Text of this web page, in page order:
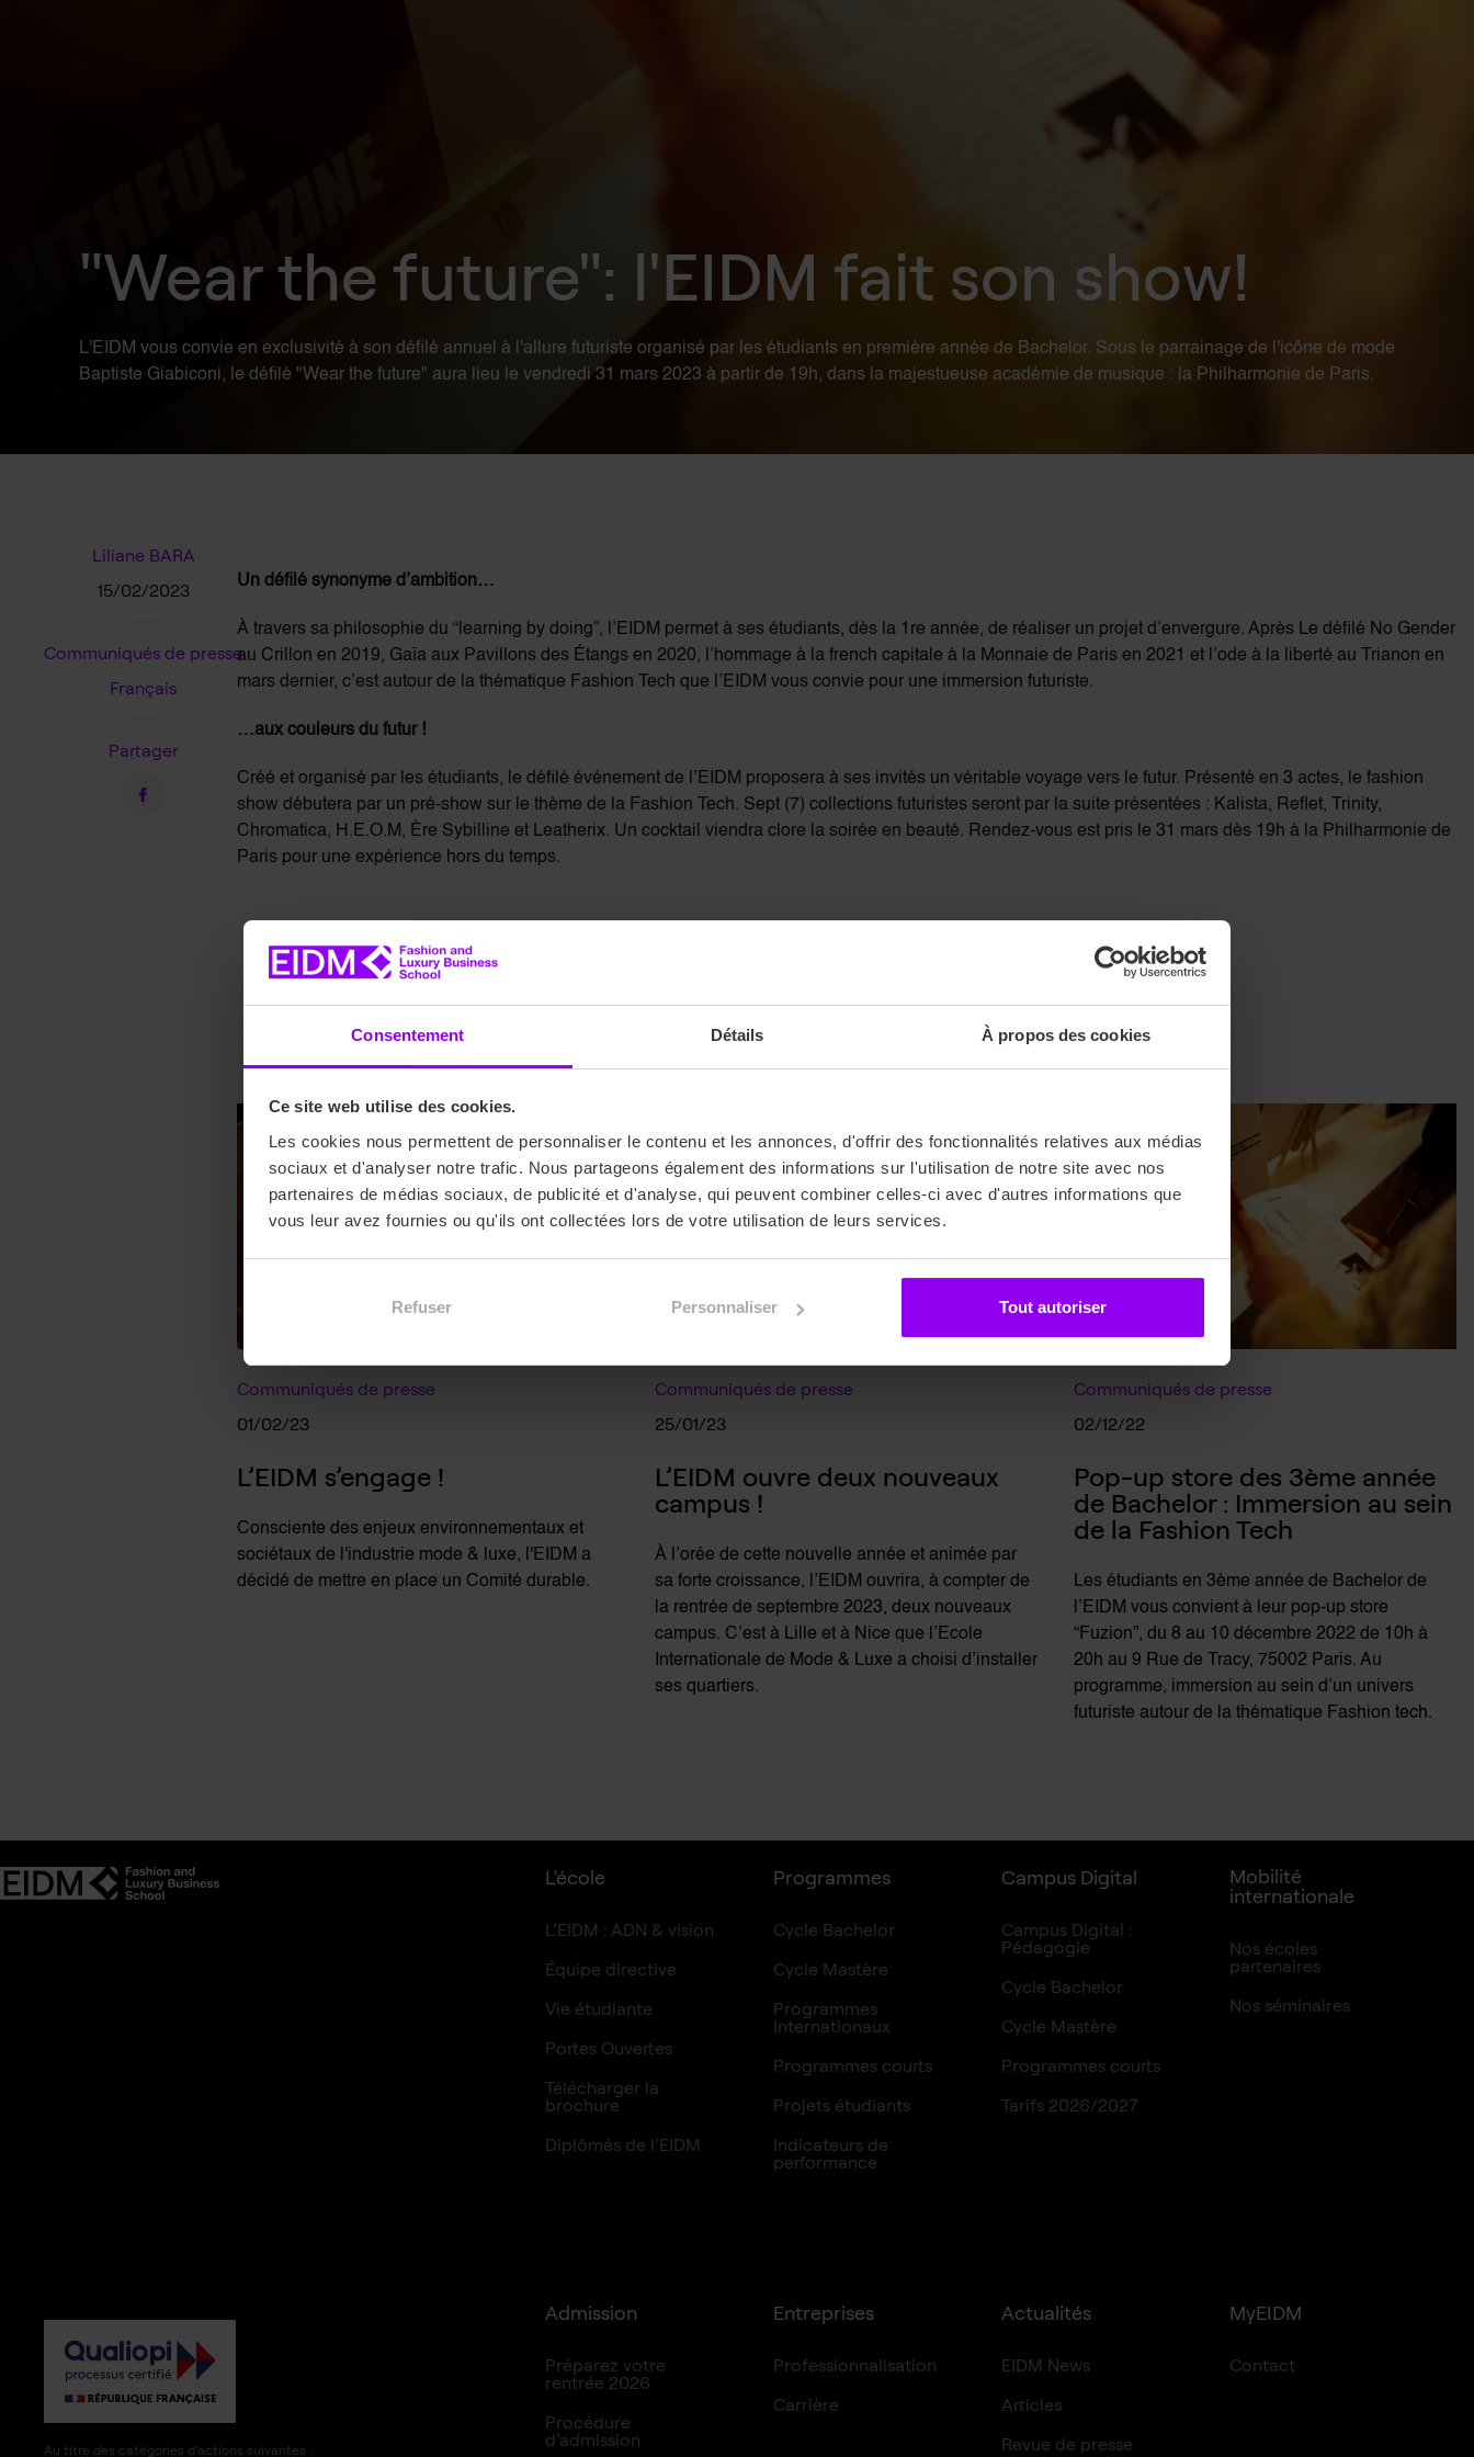
Consentement Détails À propos des cookies
Ce site web utilise des cookies.
Les cookies nous permettent de personnaliser le contenu et les annonces, d'offrir des fonctionnalités relatives aux médias
sociaux et d'analyser notre trafic. Nous partageons également des informations sur l'utilisation de notre site avec nos
partenaires de médias sociaux, de publicité et d'analyse, qui peuvent combiner celles-ci avec d'autres informations que
vous leur avez fournies ou qu'ils ont collectées lors de votre utilisation de leurs services.
Refuser Personnaliser Tout autoriser
"Wear the future": l'EIDM fait son show!
L'EIDM vous convie en exclusivité à son défilé annuel à l'allure futuriste organisé par les étudiants en première année de Bachelor. Sous le parrainage de l'icône de mode
Baptiste Giabiconi, le défilé "Wear the future" aura lieu le vendredi 31 mars 2023 à partir de 19h, dans la majestueuse académie de musique : la Philharmonie de Paris.
Liliane BARA
15/02/2023
Communiqués de presse
Français
Partager
Un défilé synonyme d’ambition…
À travers sa philosophie du “learning by doing”, l’EIDM permet à ses étudiants, dès la 1re année, de réaliser un projet d’envergure. Après Le défilé No Gender
au Crillon en 2019, Gaïa aux Pavillons des Étangs en 2020, l’hommage à la french capitale à la Monnaie de Paris en 2021 et l’ode à la liberté au Trianon en
mars dernier, c’est autour de la thématique Fashion Tech que l’EIDM vous convie pour une immersion futuriste.
…aux couleurs du futur !
Créé et organisé par les étudiants, le défilé événement de l’EIDM proposera à ses invités un véritable voyage vers le futur. Présenté en 3 actes, le fashion
show débutera par un pré-show sur le thème de la Fashion Tech. Sept (7) collections futuristes seront par la suite présentées : Kalista, Reflet, Trinity,
Chromatica, H.E.O.M, Ère Sybilline et Leatherix. Un cocktail viendra clore la soirée en beauté. Rendez-vous est pris le 31 mars dès 19h à la Philharmonie de
Paris pour une expérience hors du temps.
Lire le communiqué de presse
Communiqués de presse
01/02/23
L’EIDM s’engage !
Consciente des enjeux environnementaux et
sociétaux de l'industrie mode & luxe, l'EIDM a
décidé de mettre en place un Comité durable.
Communiqués de presse
25/01/23
L’EIDM ouvre deux nouveaux
campus !
À l’orée de cette nouvelle année et animée par
sa forte croissance, l’EIDM ouvrira, à compter de
la rentrée de septembre 2023, deux nouveaux
campus. C’est à Lille et à Nice que l’Ecole
Internationale de Mode & Luxe a choisi d’installer
ses quartiers.
Communiqués de presse
02/12/22
Pop-up store des 3ème année
de Bachelor : Immersion au sein
de la Fashion Tech
Les étudiants en 3ème année de Bachelor de
l’EIDM vous convient à leur pop-up store
“Fuzion”, du 8 au 10 décembre 2022 de 10h à
20h au 9 Rue de Tracy, 75002 Paris. Au
programme, immersion au sein d’un univers
futuriste autour de la thématique Fashion tech.
Au titre des catégories d’actions suivantes :
L'école
L’EIDM : ADN & vision
Équipe directive
Vie étudiante
Portes Ouvertes
Télécharger la
brochure
Diplômés de l’EIDM
Programmes
Cycle Bachelor
Cycle Mastère
Programmes
Internationaux
Programmes courts
Projets étudiants
Indicateurs de
performance
Campus Digital
Campus Digital :
Pédagogie
Cycle Bachelor
Cycle Mastère
Programmes courts
Tarifs 2026/2027
Mobilité
internationale
Nos écoles
partenaires
Nos séminaires
Admission
Préparez votre
rentrée 2026
Procédure
d’admission
Entreprises
Professionnalisation
Carrière
Actualités
EIDM News
Articles
Revue de presse
MyEIDM
Contact